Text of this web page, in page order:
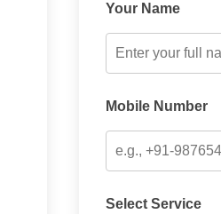
Your Name
Mobile Number
Select Service